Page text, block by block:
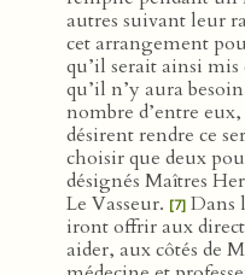
autres suivant leur
cet arrangement
qu’il serait ainsi
qu’il n’y aura
nombre d’entre
désirent rendre ce
choisir que deux
désignés Maîtres
Le Vasseur. [7] Dans
iront offrir aux
aider, aux côtés de